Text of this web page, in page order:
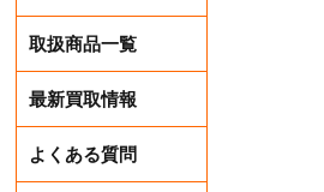
取扱商品一覧
最新買取情報
よくある質問